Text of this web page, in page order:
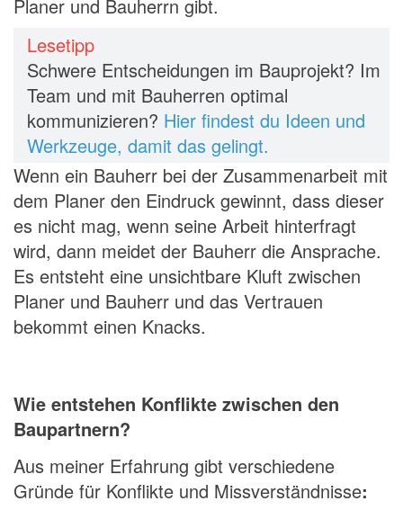
Planer und Bauherrn gibt.
Lesetipp
Schwere Entscheidungen im Bauprojekt? Im
Team und mit Bauherren optimal
kommunizieren? Hier findest du Ideen und
Werkzeuge, damit das gelingt.
Wenn ein Bauherr bei der Zusammenarbeit mit
dem Planer den Eindruck gewinnt, dass dieser
es nicht mag, wenn seine Arbeit hinterfragt
wird, dann meidet der Bauherr die Ansprache.
Es entsteht eine unsichtbare Kluft zwischen
Planer und Bauherr und das Vertrauen
bekommt einen Knacks.
Wie entstehen Konflikte zwischen den
Baupartnern?
Aus meiner Erfahrung gibt verschiedene
Gründe für Konflikte und Missverständnisse: